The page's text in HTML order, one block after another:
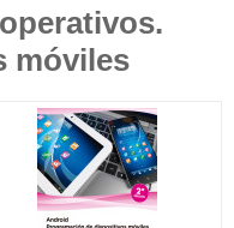
móviles